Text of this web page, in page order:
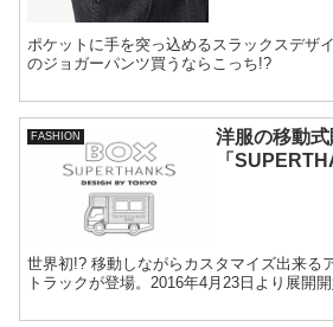
ポケットに手を突っ込めるスラックスデザ
のジョガーパンツ買うならこっち!?
FASHION
洋服の移動式
「
世界初!? 移動しながらカスタマイズ出来る
トラックが登場。2016年4月23日より展開開